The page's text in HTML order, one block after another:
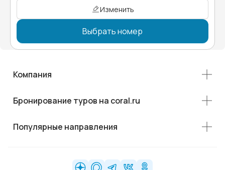
Изменить
Выбрать номер
Компания
Бронирование туров на coral.ru
Популярные направления